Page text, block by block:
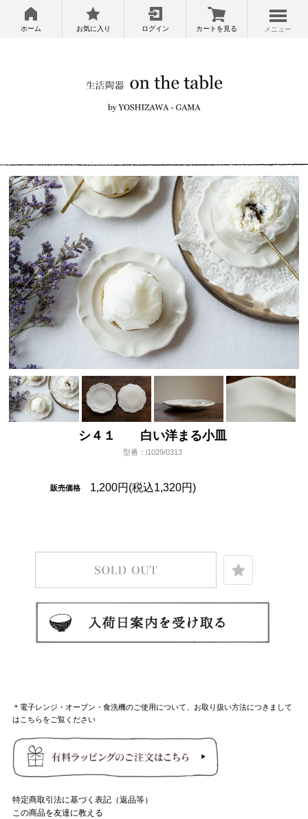
ホーム お気に入り ログイン カートを見る メニュー
シ４１ 白い洋まる小皿
型番：i1029/0313
販売価格 1,200円(税込1,320円)
＊電子レンジ・オーブン・食洗機のご使用について、お取り扱い方法につきまして
はこちらをご覧ください
特定商取引法に基づく表記（返品等）
この商品を友達に教える